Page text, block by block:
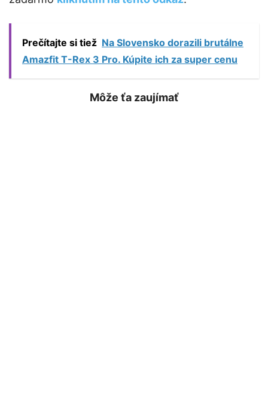
Prečítajte si tiež Na Slovensko dorazili brutálne
Amazfit T-Rex 3 Pro. Kúpite ich za super cenu
Môže ťa zaujímať